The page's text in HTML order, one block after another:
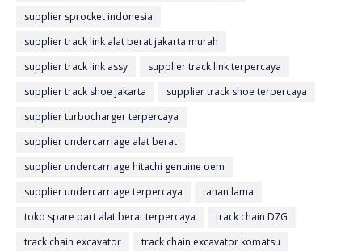
supplier sprocket indonesia
supplier track link alat berat jakarta murah
supplier track link assy
supplier track link terpercaya
supplier track shoe jakarta
supplier track shoe terpercaya
supplier turbocharger terpercaya
supplier undercarriage alat berat
supplier undercarriage hitachi genuine oem
supplier undercarriage terpercaya
tahan lama
toko spare part alat berat terpercaya
track chain D7G
track chain excavator
track chain excavator komatsu